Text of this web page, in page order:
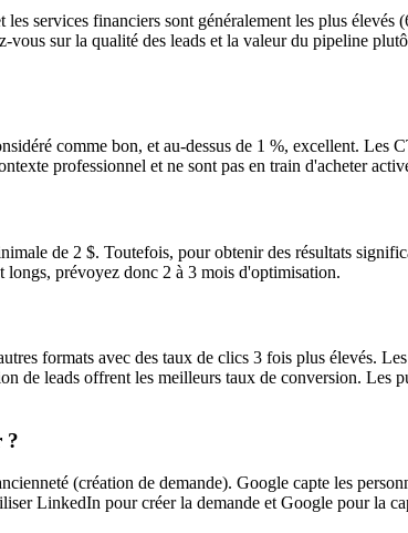
services financiers sont généralement les plus élevés
sur la qualité des leads et la valeur du pipeline
comme bon, et au-dessus de 1 %, excellent. Les
professionnel et ne sont pas en train d'acheter
de 2 $. Toutefois, pour obtenir des résultats
prévoyez donc 2 à 3 mois d'optimisation.
formats avec des taux de clics 3 fois plus élevés.
de leads offrent les meilleurs taux de conversion. Les
?
(création de demande). Google capte les
LinkedIn pour créer la demande et Google pour la